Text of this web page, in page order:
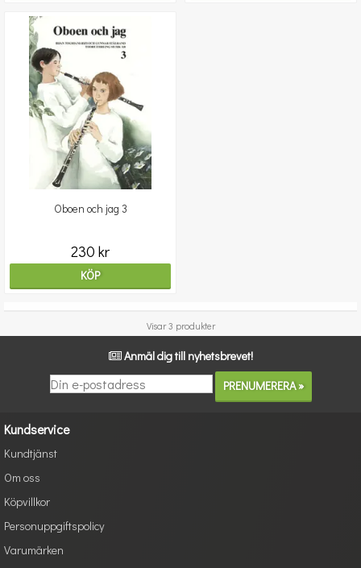
Oboen och jag 3
230 kr
KÖP
Visar 3 produkter
Anmäl dig till nyhetsbrevet!
Kundservice
Kundtjänst
Om oss
Köpvillkor
Personuppgiftspolicy
Varumärken